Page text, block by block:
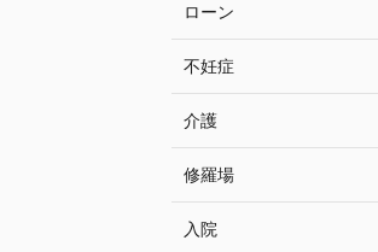
ローン
不妊症
介護
修羅場
入院